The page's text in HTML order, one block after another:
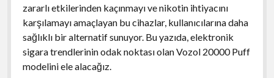
zararlı etkilerinden kaçınmayı ve nikotin ihtiyacını
karşılamayı amaçlayan bu cihazlar, kullanıcılarına daha
sağlıklı bir alternatif sunuyor. Bu yazıda, elektronik
sigara trendlerinin odak noktası olan Vozol 20000 Puff
modelini ele alacağız.